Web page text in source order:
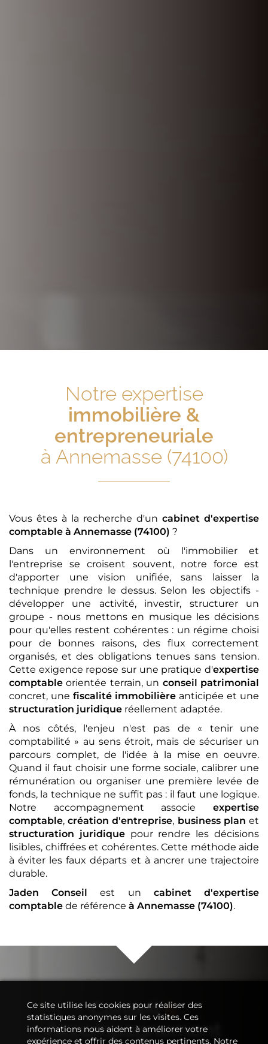
Notre expertise
immobilière &
entrepreneuriale
à Annemasse (74100)
Vous êtes à la recherche d'un cabinet d'expertise
comptable à Annemasse (74100) ?
Dans un environnement où l'immobilier et
l'entreprise se croisent souvent, notre force est
d'apporter une vision unifiée, sans laisser la
technique prendre le dessus. Selon les objectifs -
développer une activité, investir, structurer un
groupe - nous mettons en musique les décisions
pour qu'elles restent cohérentes : un régime choisi
pour de bonnes raisons, des flux correctement
organisés, et des obligations tenues sans tension.
Cette exigence repose sur une pratique d'expertise
comptable orientée terrain, un conseil patrimonial
concret, une fiscalité immobilière anticipée et une
structuration juridique réellement adaptée.
À nos côtés, l'enjeu n'est pas de « tenir une
comptabilité » au sens étroit, mais de sécuriser un
parcours complet, de l'idée à la mise en oeuvre.
Quand il faut choisir une forme sociale, calibrer une
rémunération ou organiser une première levée de
fonds, la technique ne suffit pas : il faut une logique.
Notre accompagnement associe expertise
comptable,création d'entreprise, business plan et
structuration juridiquepour rendre les décisions
lisibles, chiffrées et cohérentes. Cette méthode aide
à éviter les faux départs et à ancrer une trajectoire
durable.
Jaden Conseil
est un cabinet d'expertise
comptable de référence à Annemasse (74100).
Conseil&
Accompagnement
Ce site utilise les cookies pour réaliser des
statistiques anonymes sur les visites. Ces
informations nous aident à améliorer votre
expérience et offrir des contenus pertinents. Notre